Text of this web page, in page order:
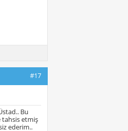
#17
Bu
tahsis etmiş
ederim..